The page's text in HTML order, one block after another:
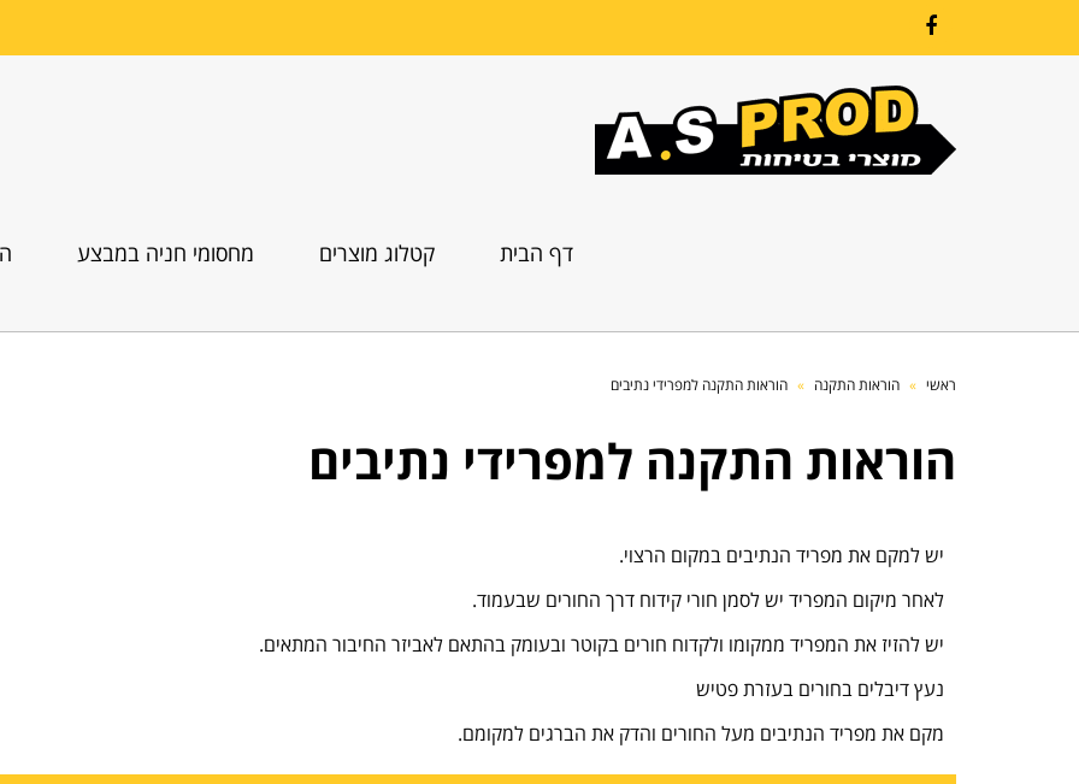
דף הבית קטלוג מוצרים מחסומי חניה במבצע
ראשי » הוראות התקנה » הוראות התקנה למפרידי נתיבים
הוראות התקנה למפרידי נתיבים
יש למקם את מפריד הנתיבים במקום הרצוי.
לאחר מיקום המפריד יש לסמן חורי קידוח דרך החורים שבעמוד.
יש להזיז את המפריד ממקומו ולקדוח חורים בקוטר ובעומק בהתאם לאביזר החיבור המתאים.
נעץ דיבלים בחורים בעזרת פטיש
מקם את מפריד הנתיבים מעל החורים והדק את הברגים למקומם.